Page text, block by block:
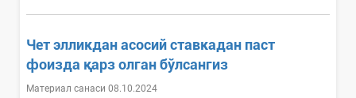
Чет элликдан асосий ставкадан паст
фоизда қарз олган бўлсангиз
Материал санаси 08.10.2024